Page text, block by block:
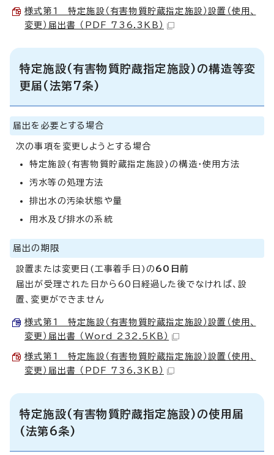
様式第1 特定施設（有害物質貯蔵指定施設）設置（使用、
変更）届出書 （PDF 736.3KB）
特定施設(有害物質貯蔵指定施設)の構造等変
更届(法第7条)
届出を必要とする場合
次の事項を変更しようとする場合
特定施設(有害物質貯蔵指定施設)の構造・使用方法
汚水等の処理方法
排出水の汚染状態や量
用水及び排水の系統
届出の期限
設置または変更日(工事着手日)の 60日前
届出が受理された日から60日経過した後でなければ、設
置、変更ができません
様式第1 特定施設（有害物質貯蔵指定施設）設置（使用、
変更）届出書 （Word 232.5KB）
様式第1 特定施設（有害物質貯蔵指定施設）設置（使用、
変更）届出書 （PDF 736.3KB）
特定施設(有害物質貯蔵指定施設)の使用届
(法第6条)